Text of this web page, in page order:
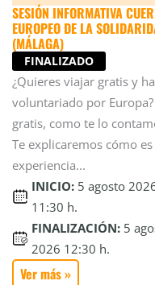
SESIÓN INFORMATIVA
EUROPEO DE LA
(MÁLAGA)
FINALIZADO
¿Quieres viajar gratis y
voluntariado por Europa?
gratis, como te lo
Te explicaremos cómo es
experiencia...
INICIO: 5 agosto
11:30 h.
FINALIZACIÓN: 5
2026 12:30 h.
Ver más »